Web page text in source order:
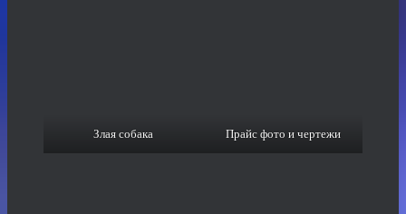
Злая собака Прайс фото и чертежи